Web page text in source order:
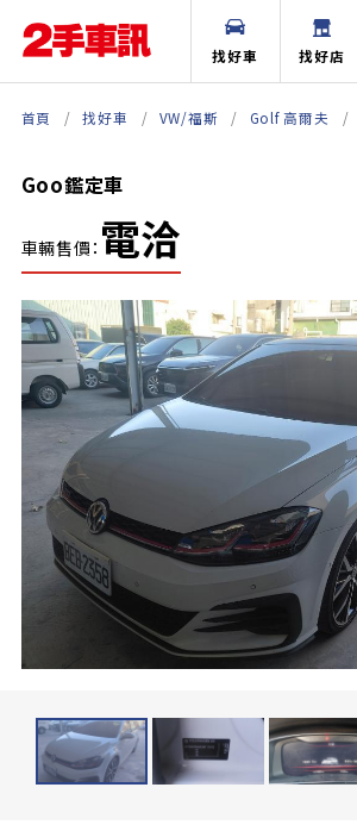
找好車 找好店
首頁 找好車 VW/福斯 Golf 高爾夫
Goo鑑定車
車輛售價： 電洽